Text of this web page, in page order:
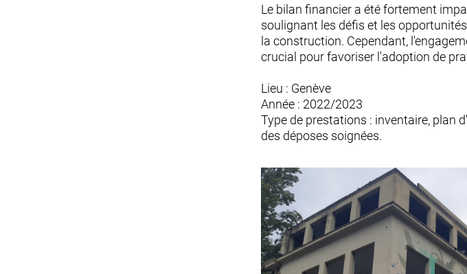
Le bilan financier a été fortement
soulignant les défis et les
la construction. Cependant,
crucial pour favoriser l'adoption de
Lieu : Genève
Année : 2022/2023
Type de prestations : inventaire, plan
des déposes soignées.